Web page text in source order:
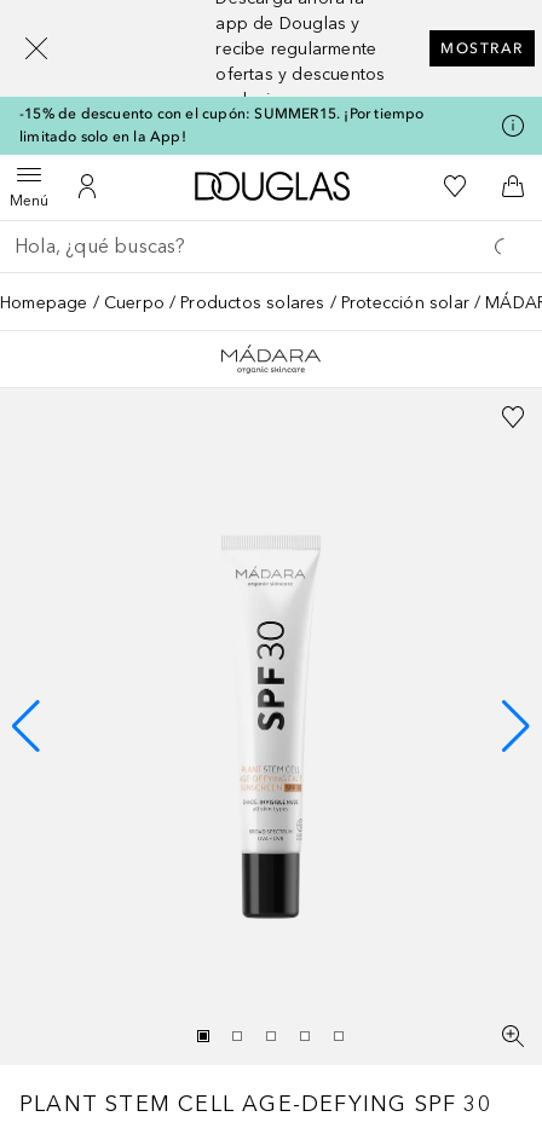
app de Douglas y
recibe regularmente
ofertas y descuentos
exclusivos
MOSTRAR
-15% de descuento con el cupón: SUMMER15. ¡Por tiempo
limitado solo en la App!
MenúAbrir menúMi cuenta
A Douglas HomeMi lista de
A
Regresar
Ejecutar búsqueda
Homepage Cuerpo Productos solares Protección solar
PLANT STEM CELL AGE-DEFYING SPF 30
[navigation.slideout.screenreader]